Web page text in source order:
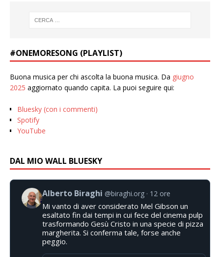
#ONEMORESONG (PLAYLIST)
Buona musica per chi ascolta la buona musica. Da giugno
2025 aggiornato quando capita. La puoi seguire qui:
Bluesky (con i commenti)
Spotify
YouTube
DAL MIO WALL BLUESKY
Alberto Biraghi @biraghi.org 12 ore
Mi vanto di aver considerato Mel Gibson un
esaltato fin dai tempi in cui fece del cinema pulp
trasformando Gesù Cristo in una specie di pizza
margherita. Si conferma tale, forse anche
peggio.